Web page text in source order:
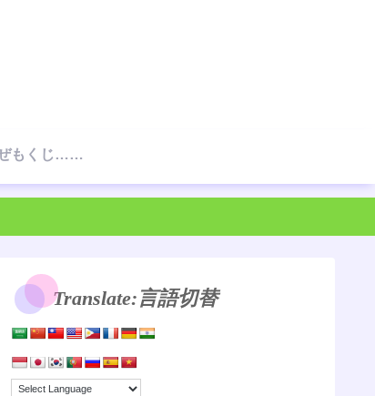
☆ごちゃまぜもくじ…の、もくじ☆
Translate:言語切替